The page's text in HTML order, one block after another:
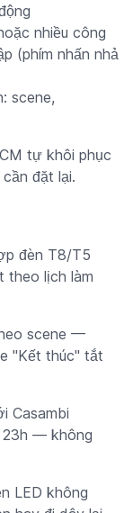
nhiều công
(phím nhấn nhả
scene,
tự khôi phục
đặt lại.
đèn T8/T5
theo lịch làm
scene —
"Kết thúc" tắt
Casambi
23h — không
LED không